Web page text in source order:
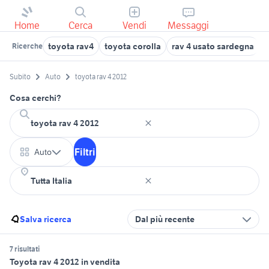
Home Cerca Vendi Messaggi
Ricerche toyota rav4 toyota corolla rav 4 usato sardegna
Subito Auto toyota rav 4 2012
Cosa cerchi?
Auto Filtri
Salva ricerca Dal più recente
7 risultati
Toyota rav 4 2012 in vendita